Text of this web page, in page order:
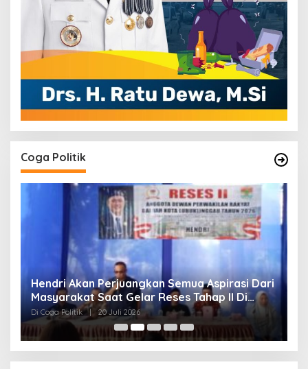
Coga Politik
Hendri Akan Perjuangkan Semua Aspirasi Dari
Masyarakat Saat Gelar Reses Tahap II Di
Kelurahan Tanjung Indah
Di Coga Politik | 20 Juli 2026